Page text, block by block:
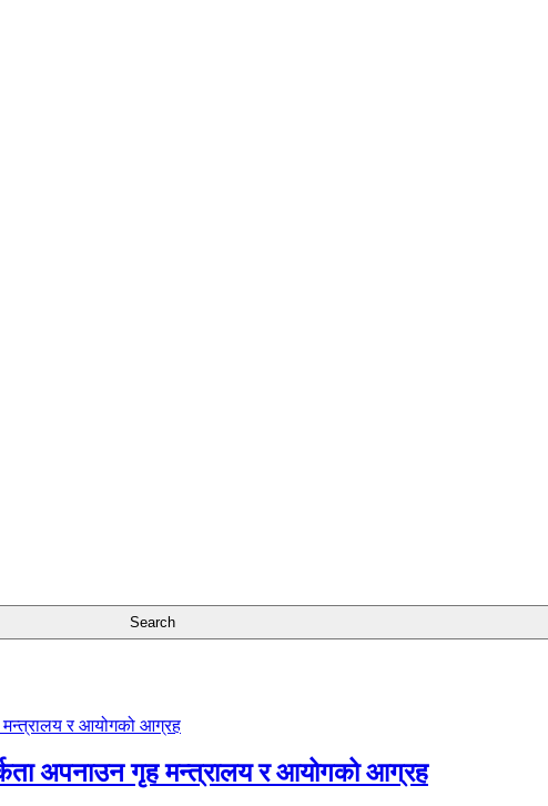
अपनाउन गृह मन्त्रालय र आयोगको आग्रह